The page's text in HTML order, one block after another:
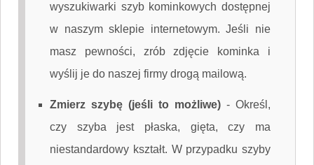
wyszukiwarki szyb kominkowych dostępnej
w naszym sklepie internetowym. Jeśli nie
masz pewności, zrób zdjęcie kominka i
wyślij je do naszej firmy drogą mailową.
Zmierz szybę (jeśli to możliwe) - Określ,
czy szyba jest płaska, gięta, czy ma
niestandardowy kształt. W przypadku szyby